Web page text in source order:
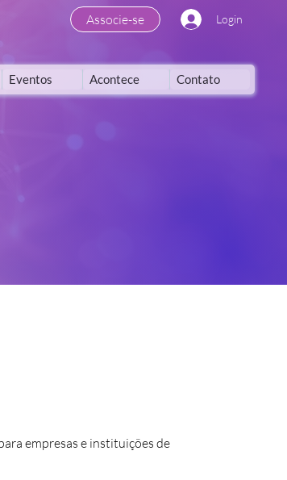
Associe-se Login
Eventos Acontece Contato
empresas e instituições de